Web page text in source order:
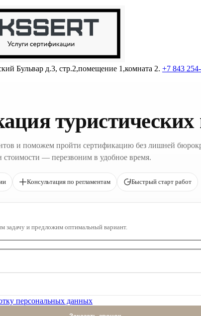
Бульвар д.3, стр.2,помещение 1,комната 2. +7 843
туристических
и поможем пройти сертификацию без лишней
— перезвоним в удобное время.
Консультация по регламентам Быстрый старт работ
задачу и предложим оптимальный вариант.
персональных данных